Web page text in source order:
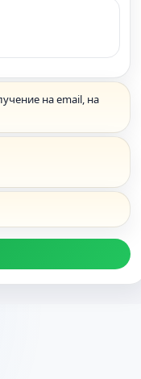
на email, на